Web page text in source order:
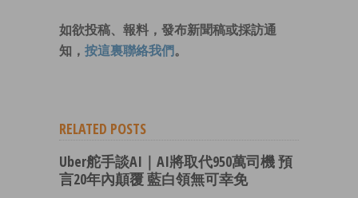
如欲投稿、報料，發布新聞稿或採訪通
知， 按這裏聯絡我們 。
RELATED POSTS
Uber舵手談AI｜AI將取代950萬司機 預
言20年內顛覆 藍白領無可幸免